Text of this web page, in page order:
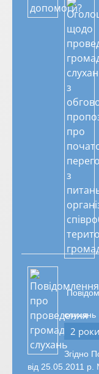
слухань
2
Згідно
від 25.05.2011